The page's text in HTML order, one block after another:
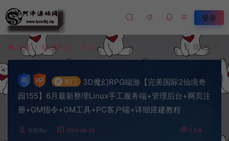
登录
首页 端游资源 正文 我要投稿
# 热门
3D魔幻RPG端游【完美国际2仙境奇
园155】6月最新整理Linux手工服务端+管理后台+网页注
册+GM指令+GM工具+PC客户端+详细搭建教程
冷雨泽ღ 2024-06-29 2,618